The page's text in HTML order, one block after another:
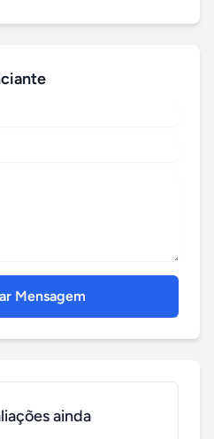
Mensagem
ainda